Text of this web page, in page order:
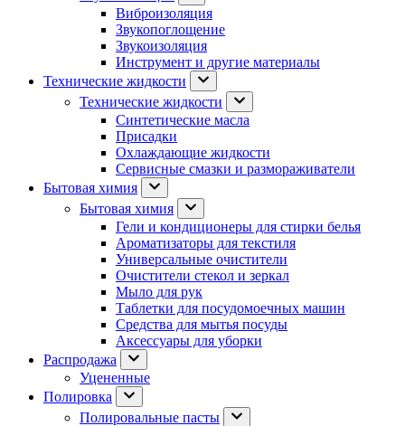
Виброизоляция
Звукопоглощение
Звукоизоляция
Инструмент и другие материалы
Технические жидкости
Технические жидкости
Синтетические масла
Присадки
Охлаждающие жидкости
Сервисные смазки и размораживатели
Бытовая химия
Бытовая химия
Гели и кондиционеры для стирки белья
Ароматизаторы для текстиля
Универсальные очистители
Очистители стекол и зеркал
Мыло для рук
Таблетки для посудомоечных машин
Средства для мытья посуды
Аксессуары для уборки
Распродажа
Уцененные
Полировка
Полировальные пасты